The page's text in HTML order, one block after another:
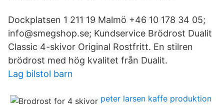
Dockplatsen 1 211 19 Malmö +46 10 178 34 05;
info@smegshop.se; Kundservice Brödrost Dualit
Classic 4-skivor Original Rostfritt. En stilren
brödrost med hög kvalitet från Dualit.
Lag bilstol barn
peter larsen kaffe produktion